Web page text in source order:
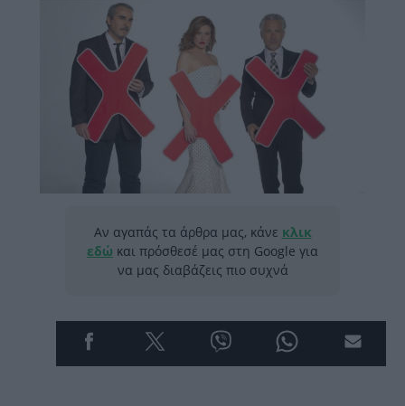
Αν αγαπάς τα άρθρα μας, κάνε κλικ
εδώ και πρόσθεσέ μας στη Google για
να μας διαβάζεις πιο συχνά